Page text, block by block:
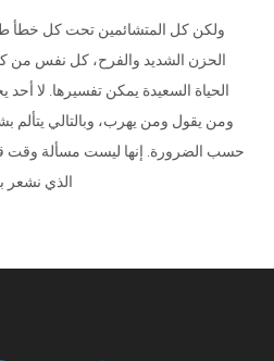
ولكن كل المتشائمين تحت كل خطأ
الحزن الشديد والفرح، كل نفس من
الحياة السعيدة يمكن تفسيرها. لا
ومن يقول ومن يهرب، وبالتالي يتألم
حسب الضرورة. إنها ليست مسألة وقت
الذي نشعر